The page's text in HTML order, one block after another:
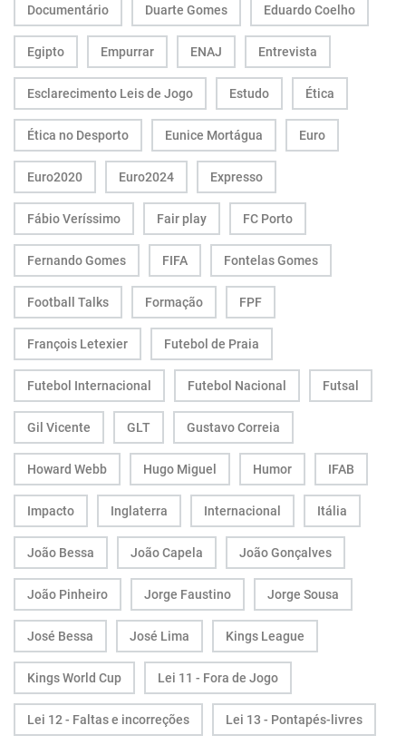
Documentário Duarte Gomes Eduardo Coelho
Egipto Empurrar ENAJ Entrevista
Esclarecimento Leis de Jogo Estudo Ética
Ética no Desporto Eunice Mortágua Euro
Euro2020 Euro2024 Expresso
Fábio Veríssimo Fair play FC Porto
Fernando Gomes FIFA Fontelas Gomes
Football Talks Formação FPF
François Letexier Futebol de Praia
Futebol Internacional Futebol Nacional Futsal
Gil Vicente GLT Gustavo Correia
Howard Webb Hugo Miguel Humor IFAB
Impacto Inglaterra Internacional Itália
João Bessa João Capela João Gonçalves
João Pinheiro Jorge Faustino Jorge Sousa
José Bessa José Lima Kings League
Kings World Cup Lei 11 - Fora de Jogo
Lei 12 - Faltas e incorreções Lei 13 - Pontapés-livres